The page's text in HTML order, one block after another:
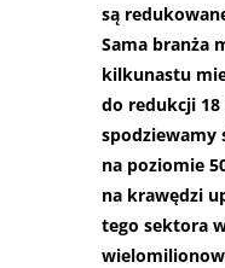
są
Sama branża
kilkunastu
do redukcji
spodziewamy
na poziomie
na krawędzi
tego sektora